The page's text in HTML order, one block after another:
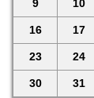
9 10
16 17
23 24
30 31